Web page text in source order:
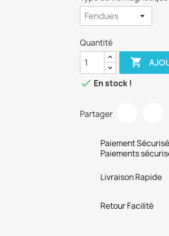
Quantité

 En stock !
Partager
Paiement Sécurisé
Paiements
Livraison Rapide
Retour Facilité